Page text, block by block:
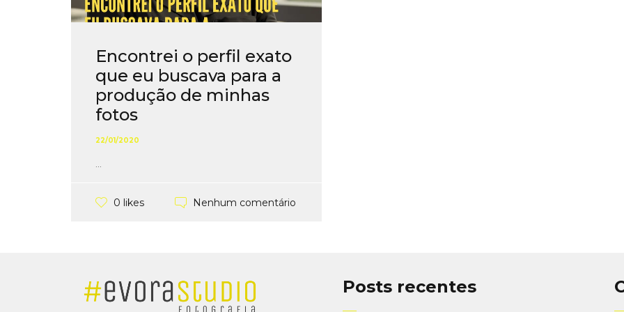
Encontrei o perfil exato
que eu buscava para a
produção de minhas
fotos
22/01/2020
...
0 likes Nenhum comentário
Posts recentes